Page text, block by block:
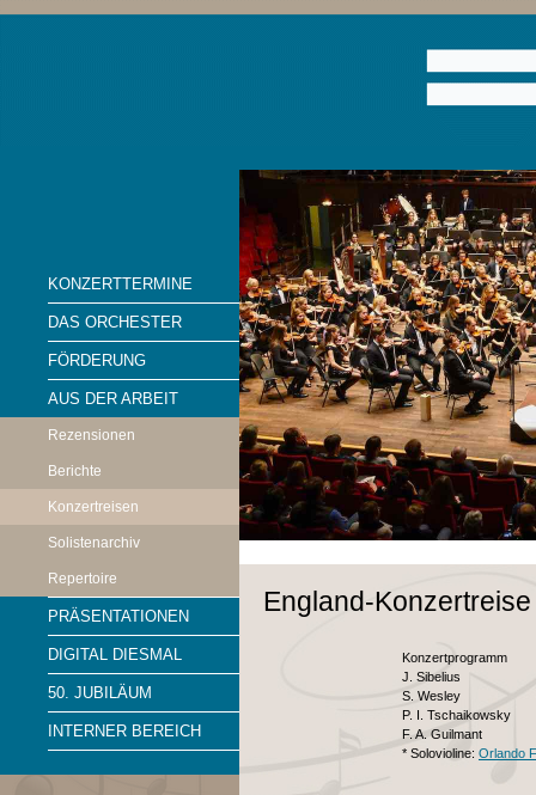
KONZERTTERMINE
DAS ORCHESTER
FÖRDERUNG
AUS DER ARBEIT
Rezensionen
Berichte
Konzertreisen
Solistenarchiv
Repertoire
PRÄSENTATIONEN
DIGITAL DIESMAL
50. JUBILÄUM
INTERNER BEREICH
England-
Konzertprogramm
J. Sibelius
S. Wesley
P. I. Tschaikowsky
F. A. Guilmant
* Solovioline: Orlando